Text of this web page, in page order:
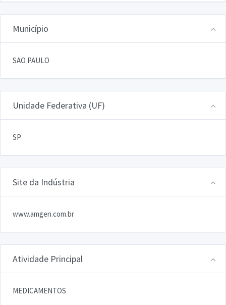
Município
SAO PAULO
Unidade Federativa (UF)
SP
Site da Indústria
www.amgen.com.br
Atividade Principal
MEDICAMENTOS